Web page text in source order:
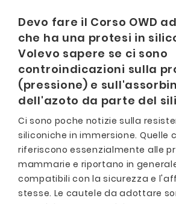
Devo fare il Corso OWD
che ha una protesi in
Volevo sapere se ci sono
controindicazioni sulla
(pressione) e
dell'azoto da parte del
Ci sono poche notizie sulla
siliconiche in immersione. Quelle
riferiscono essenzialmente alle
mammarie e riportano in
compatibili con la sicurezza e
stesse. Le cautele da adottare